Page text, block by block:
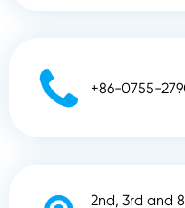
 +86-0755-
2nd, 3rd and